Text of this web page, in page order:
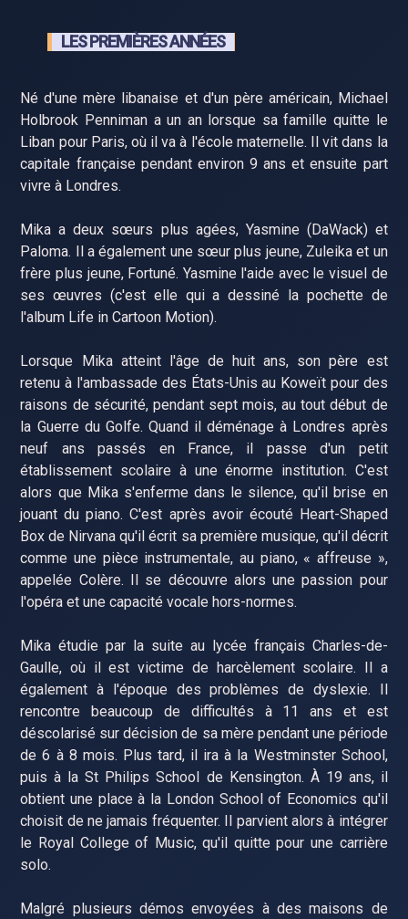
LES PREMIÈRES ANNÉES
Né d'une mère libanaise et d'un père américain, Michael
Holbrook Penniman a un an lorsque sa famille quitte le
Liban pour Paris, où il va à l'école maternelle. Il vit dans la
capitale française pendant environ 9 ans et ensuite part
vivre à Londres.
Mika a deux sœurs plus agées, Yasmine (DaWack) et
Paloma. Il a également une sœur plus jeune, Zuleika et un
frère plus jeune, Fortuné. Yasmine l'aide avec le visuel de
ses œuvres (c'est elle qui a dessiné la pochette de
l'album Life in Cartoon Motion).
Lorsque Mika atteint l'âge de huit ans, son père est
retenu à l'ambassade des États-Unis au Koweït pour des
raisons de sécurité, pendant sept mois, au tout début de
la Guerre du Golfe. Quand il déménage à Londres après
neuf ans passés en France, il passe d'un petit
établissement scolaire à une énorme institution. C'est
alors que Mika s'enferme dans le silence, qu'il brise en
jouant du piano. C'est après avoir écouté Heart-Shaped
Box de Nirvana qu'il écrit sa première musique, qu'il décrit
comme une pièce instrumentale, au piano, « affreuse »,
appelée Colère. Il se découvre alors une passion pour
l'opéra et une capacité vocale hors-normes.
Mika étudie par la suite au lycée français Charles-de-
Gaulle, où il est victime de harcèlement scolaire. Il a
également à l'époque des problèmes de dyslexie. Il
rencontre beaucoup de difficultés à 11 ans et est
déscolarisé sur décision de sa mère pendant une période
de 6 à 8 mois. Plus tard, il ira à la Westminster School,
puis à la St Philips School de Kensington. À 19 ans, il
obtient une place à la London School of Economics qu'il
choisit de ne jamais fréquenter. Il parvient alors à intégrer
le Royal College of Music, qu'il quitte pour une carrière
solo.
Malgré plusieurs démos envoyées à des maisons de